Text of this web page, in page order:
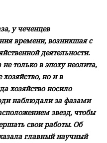
у чеченцев
времени, возникшая с
деятельности.
только в эпоху неолита,
но и в
хозяйство носило
наблюдали за фазами
звезд, чтобы
свои работы. Об
главный научный